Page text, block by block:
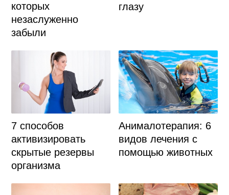
которых
незаслуженно
забыли
глазу
7 способов
активизировать
скрытые резервы
организма
Анималотерапия: 6
видов лечения с
помощью животных